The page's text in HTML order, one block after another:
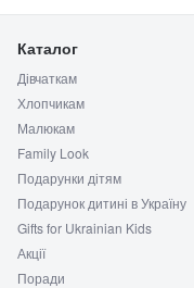
Каталог
Дівчаткам
Хлопчикам
Малюкам
Family Look
Подарунки дітям
Подарунок дитині в Україну
Gifts for Ukrainian Kids
Акції
Поради